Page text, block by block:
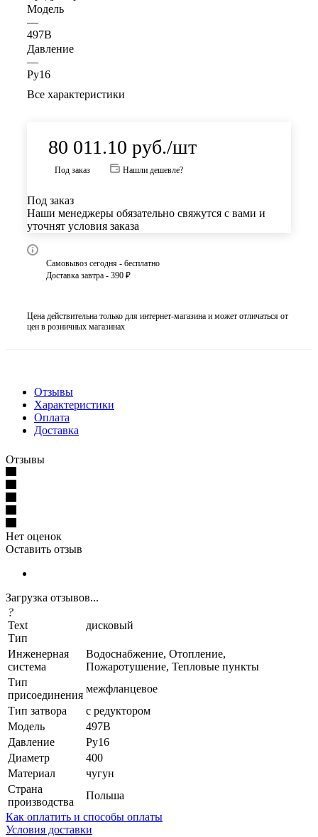
Модель
—
497B
Давление
—
Ру16
Все характеристики
80 011.10 руб./шт
Под заказ Нашли дешевле?
Под заказ
Наши менеджеры обязательно свяжутся с вами и
уточнят условия заказа
Самовывоз сегодня - бесплатно
Доставка завтра - 390 ₽
Цена действительна только для интернет-магазина и может отличаться от
цен в розничных магазинах
Отзывы
Характеристики
Оплата
Доставка
Отзывы
Нет оценок
Оставить отзыв
Загрузка отзывов...
?
Text
Тип
дисковый
Инженерная
система
Водоснабжение, Отопление,
Пожаротушение, Тепловые пункты
Тип
присоединения
межфланцевое
Тип затвора
с редуктором
Модель
497B
Давление
Ру16
Диаметр
400
Материал
чугун
Страна
производства
Польша
Как оплатить и способы оплаты
Условия доставки